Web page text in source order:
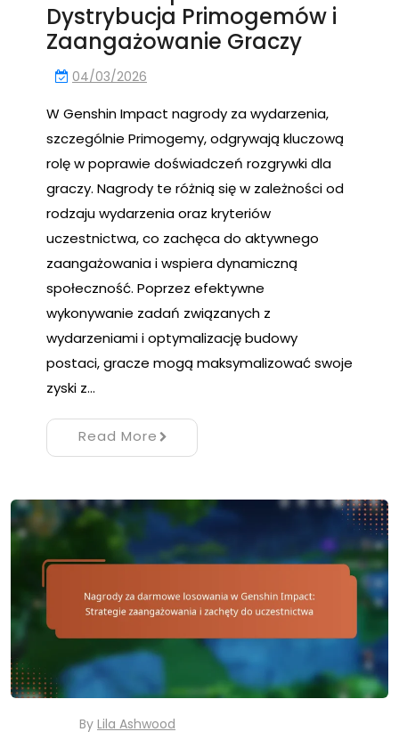
Dystrybucja Primogemów i
Zaangażowanie Graczy
04/03/2026
W Genshin Impact nagrody za wydarzenia,
szczególnie Primogemy, odgrywają kluczową
rolę w poprawie doświadczeń rozgrywki dla
graczy. Nagrody te różnią się w zależności od
rodzaju wydarzenia oraz kryteriów
uczestnictwa, co zachęca do aktywnego
zaangażowania i wspiera dynamiczną
społeczność. Poprzez efektywne
wykonywanie zadań związanych z
wydarzeniami i optymalizację budowy
postaci, gracze mogą maksymalizować swoje
zyski z…
Read More
By Lila Ashwood